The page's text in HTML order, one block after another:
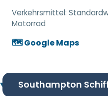
Verkehrsmittel:
Motorrad
🗺️ Google Maps
Southampton